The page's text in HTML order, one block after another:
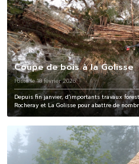
Coupe de bois à la Golisse
Posté le 18 février 2026
Depuis fin janvier, d’importants travaux
Rocheray et La Golisse pour abattre de